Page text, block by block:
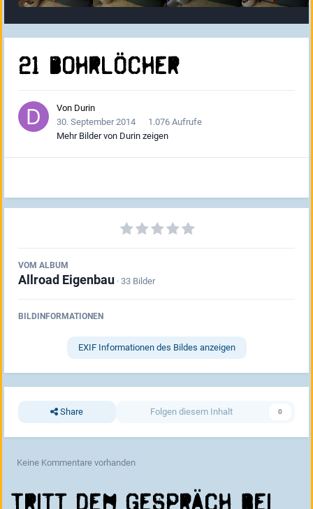
21 Bohrlöcher
Von Durin
30. September 2014
1.076 Aufrufe
Mehr Bilder von Durin zeigen
VOM ALBUM
Allroad Eigenbau · 33 Bilder
BILDINFORMATIONEN
EXIF Informationen des Bildes anzeigen
Share Folgen diesem Inhalt 0
Keine Kommentare vorhanden
Tritt dem Gespräch bei